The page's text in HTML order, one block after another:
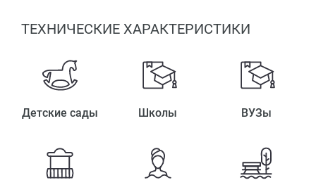
ТЕХНИЧЕСКИЕ ХАРАКТЕРИСТИКИ
Детские сады Школы ВУЗы